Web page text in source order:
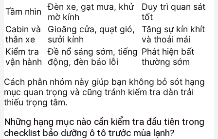
Tầm nhìn
Đèn xe, gạt mưa, khử
mờ kính
Duy trì quan sát
tốt
Cabin và
thân xe
Gioăng cửa, quạt gió,
sưởi kính
Tăng sự kín khít
và thoải mái
Kiểm tra
vận hành
Đề nổ sáng sớm, tiếng
động, đèn báo lỗi
Phát hiện bất
thường sớm
Cách phân nhóm này giúp bạn không bỏ sót hạng
mục quan trọng và cũng tránh kiểm tra dàn trải
thiếu trọng tâm.
Những hạng mục nào cần kiểm tra đầu tiên trong
checklist bảo dưỡng ô tô trước mùa lạnh?